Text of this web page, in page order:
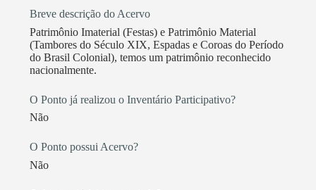
Breve descrição do Acervo
Patrimônio Imaterial (Festas) e Patrimônio Material
(Tambores do Século XIX, Espadas e Coroas do Período
do Brasil Colonial), temos um patrimônio reconhecido
nacionalmente.
O Ponto já realizou o Inventário Participativo?
Não
O Ponto possui Acervo?
Não